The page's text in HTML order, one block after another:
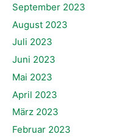
September 2023
August 2023
Juli 2023
Juni 2023
Mai 2023
April 2023
März 2023
Februar 2023